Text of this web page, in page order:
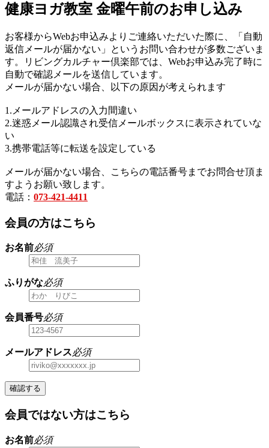
健康ヨガ教室 金曜午前のお申し込み
お客様からWebお申込みよりご連絡いただいた際に、「自動
返信メールが届かない」というお問い合わせが多数ございま
す。リビングカルチャー倶楽部では、Webお申込み完了時に
自動で確認メールを送信しています。
メールが届かない場合、以下の原因が考えられます
1.メールアドレスの入力間違い
2.迷惑メール認識され受信メールボックスに表示されていな
い
3.携帯電話等に転送を設定している
メールが届かない場合、こちらの電話番号までお問合せ頂ま
すようお願い致します。
電話： 073-421-4411
会員の方はこちら
お名前必須
ふりがな必須
会員番号必須
メールアドレス必須
確認する
会員ではない方はこちら
お名前必須